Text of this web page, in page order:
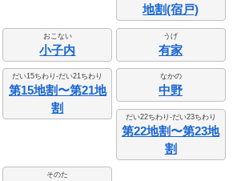
地割(宿戸)
おこない
小子内
うげ
有家
だい15ちわり-だい21ちわり
第15地割〜第21地
割
なかの
中野
だい22ちわり-だい23ちわり
第22地割〜第23地
割
そのた